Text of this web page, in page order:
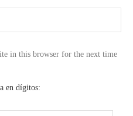
in this browser for the next time
en dígitos: